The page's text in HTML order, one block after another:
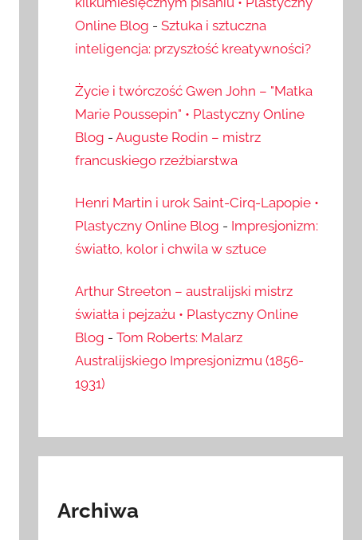
Online Blog - Sztuka i sztuczna
inteligencja: przyszłość kreatywności?
Życie i twórczość Gwen John – "Matka
Marie Poussepin" • Plastyczny Online
Blog - Auguste Rodin – mistrz
francuskiego rzeźbiarstwa
Henri Martin i urok Saint-Cirq-Lapopie •
Plastyczny Online Blog - Impresjonizm:
światło, kolor i chwila w sztuce
Arthur Streeton – australijski mistrz
światła i pejzażu • Plastyczny Online
Blog - Tom Roberts: Malarz
Australijskiego Impresjonizmu (1856-
1931)
Archiwa